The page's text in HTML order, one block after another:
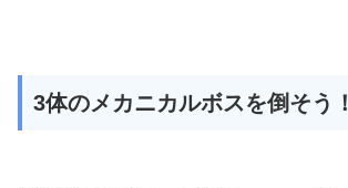
3体のメカニカルボスを倒そう！